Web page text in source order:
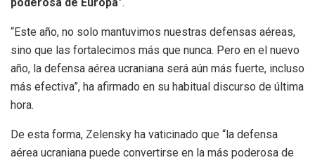
“Este año, no solo mantuvimos nuestras defensas aéreas,
sino que las fortalecimos más que nunca. Pero en el nuevo
año, la defensa aérea ucraniana será aún más fuerte, incluso
más efectiva”, ha afirmado en su habitual discurso de última
hora.
De esta forma, Zelensky ha vaticinado que “la defensa
aérea ucraniana puede convertirse en la más poderosa de